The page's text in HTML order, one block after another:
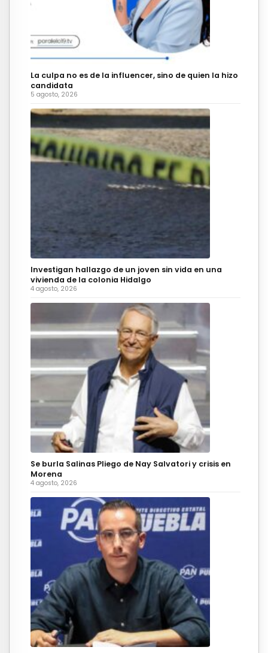
La culpa no es de la influencer, sino de quien la hizo
candidata
5 agosto, 2026
Investigan hallazgo de un joven sin vida en una
vivienda de la colonia Hidalgo
4 agosto, 2026
Se burla Salinas Pliego de Nay Salvatori y crisis en
Morena
4 agosto, 2026